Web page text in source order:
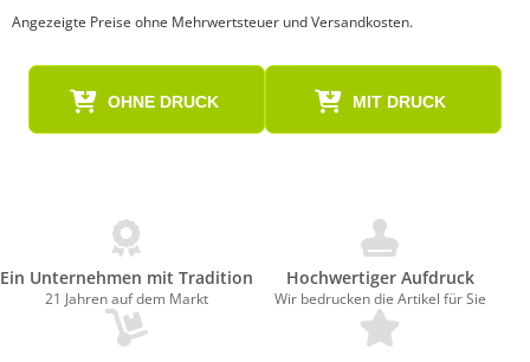
Angezeigte Preise ohne Mehrwertsteuer und Versandkosten.
OHNE DRUCK MIT DRUCK
Ein Unternehmen mit Tradition
21 Jahren auf dem Markt
Hochwertiger Aufdruck
Wir bedrucken die Artikel für Sie